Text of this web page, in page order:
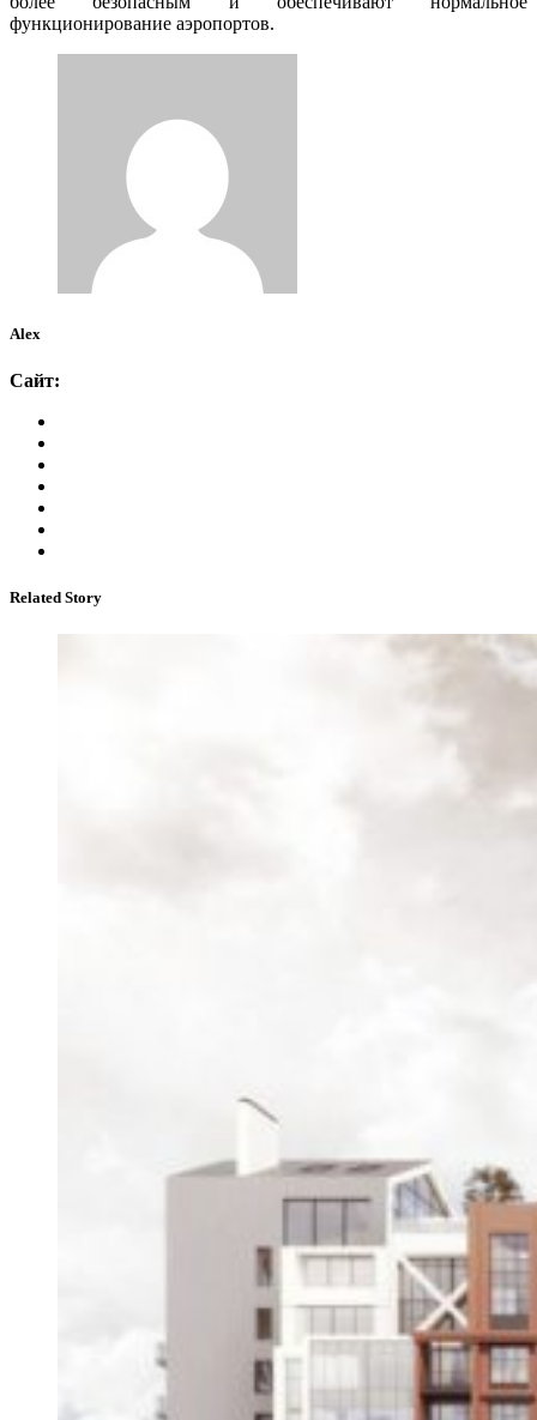
функционирование аэропортов.
Alex
Сайт:
Related Story